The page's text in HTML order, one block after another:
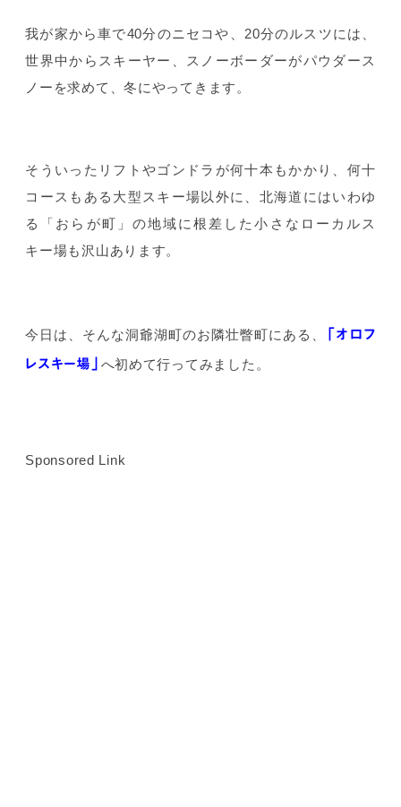
我が家から車で40分のニセコや、20分のルスツには、
世界中からスキーヤー、スノーボーダーがパウダース
ノーを求めて、冬にやってきます。
そういったリフトやゴンドラが何十本もかかり、何十
コースもある大型スキー場以外に、北海道にはいわゆ
る「おらが町」の地域に根差した小さなローカルス
キー場も沢山あります。
今日は、そんな洞爺湖町のお隣壮瞥町にある、 「オロフ
レスキー場」 へ初めて行ってみました。
Sponsored Link